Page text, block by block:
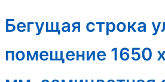
Бегущая строка
помещение 1650